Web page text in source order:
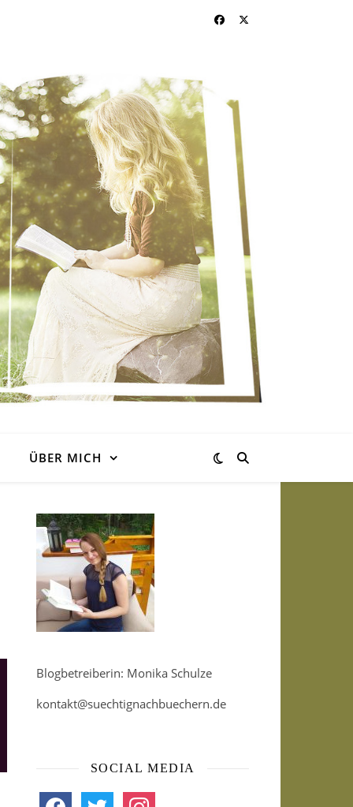
ÜBER MICH
Blogbetreiberin: Monika Schulze
kontakt@suechtignachbuechern.de
SOCIAL MEDIA
facebook twitter instagram